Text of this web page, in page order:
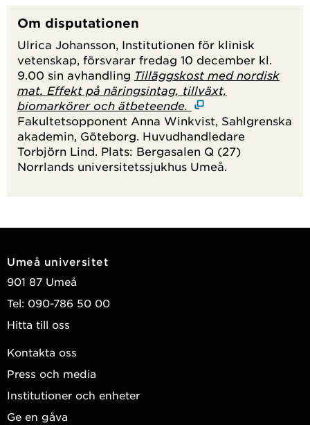
Om disputationen
Ulrica Johansson, Institutionen för klinisk
vetenskap, försvarar fredag 10 december kl.
9.00 sin avhandling Tilläggskost med nordisk
mat. Effekt på näringsintag, tillväxt,
biomarkörer och ätbeteende.
Fakultetsopponent Anna Winkvist, Sahlgrenska
akademin, Göteborg. Huvudhandledare
Torbjörn Lind. Plats: Bergasalen Q (27)
Norrlands universitetssjukhus Umeå.
Umeå universitet
901 87 Umeå
Tel: 090-786 50 00
Hitta till oss
Kontakta oss
Press och media
Institutioner och enheter
Ge en gåva